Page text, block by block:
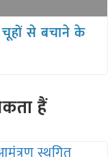
से बचाने के
हैं